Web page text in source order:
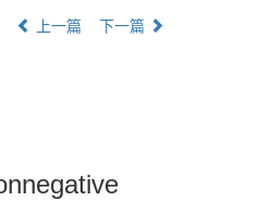
上一篇 下一篇